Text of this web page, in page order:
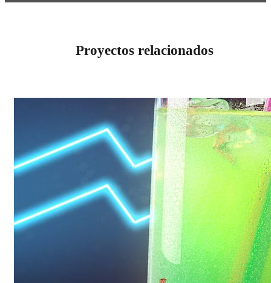
Proyectos relacionados